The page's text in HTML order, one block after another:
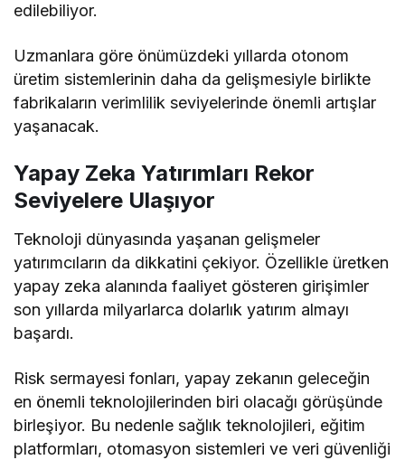
edilebiliyor.
Uzmanlara göre önümüzdeki yıllarda otonom
üretim sistemlerinin daha da gelişmesiyle birlikte
fabrikaların verimlilik seviyelerinde önemli artışlar
yaşanacak.
Yapay Zeka Yatırımları Rekor
Seviyelere Ulaşıyor
Teknoloji dünyasında yaşanan gelişmeler
yatırımcıların da dikkatini çekiyor. Özellikle üretken
yapay zeka alanında faaliyet gösteren girişimler
son yıllarda milyarlarca dolarlık yatırım almayı
başardı.
Risk sermayesi fonları, yapay zekanın geleceğin
en önemli teknolojilerinden biri olacağı görüşünde
birleşiyor. Bu nedenle sağlık teknolojileri, eğitim
platformları, otomasyon sistemleri ve veri güvenliği